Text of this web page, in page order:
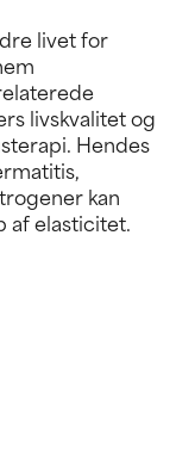
livet for
livskvalitet og
Hendes
kan
af elasticitet.